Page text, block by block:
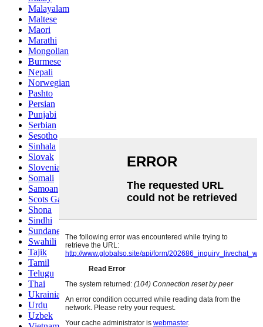
Malayalam
Maltese
Maori
Marathi
Mongolian
Burmese
Nepali
Norwegian
Pashto
Persian
Punjabi
Serbian
Sesotho
Sinhala
Slovak
Slovenian
Somali
Samoan
Scots Gaelic
Shona
Sindhi
Sundanese
Swahili
Tajik
Tamil
Telugu
Thai
Ukrainian
Urdu
Uzbek